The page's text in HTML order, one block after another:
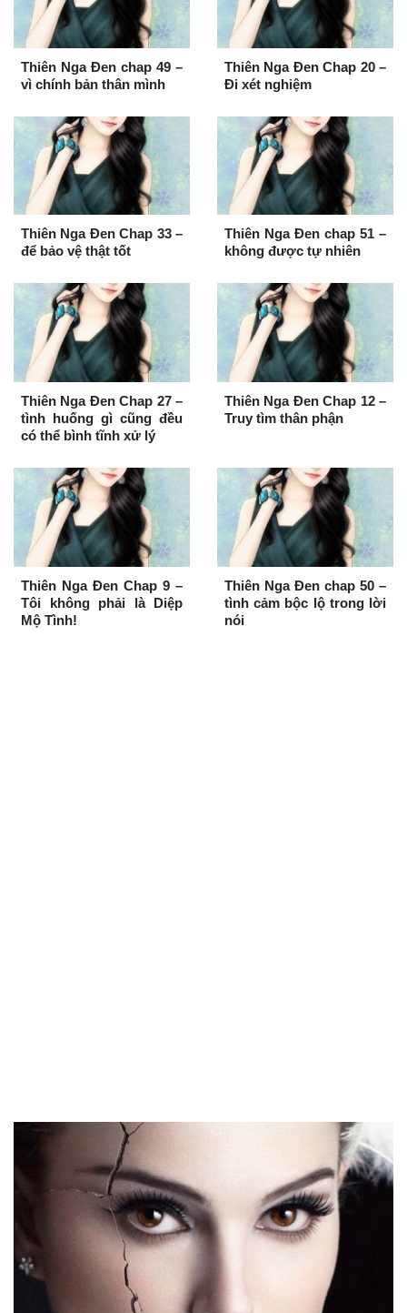
Thiên Nga Đen chap 49 –
vì chính bản thân mình
Thiên Nga Đen Chap 20 –
Đi xét nghiệm
Thiên Nga Đen Chap 33 –
để bảo vệ thật tốt
Thiên Nga Đen chap 51 –
không được tự nhiên
Thiên Nga Đen Chap 27 –
tình huống gì cũng đều
có thể bình tĩnh xử lý
Thiên Nga Đen Chap 12 –
Truy tìm thân phận
Thiên Nga Đen Chap 9 –
Tôi không phải là Diệp
Mộ Tình!
Thiên Nga Đen chap 50 –
tình cảm bộc lộ trong lời
nói